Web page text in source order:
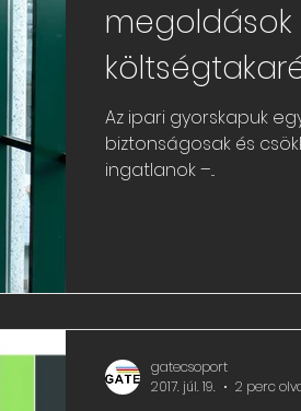
Az ipari gyorskapuk
biztonságosak és
ingatlanok –...
gatecsoport
2017. júl. 19.
2 perc